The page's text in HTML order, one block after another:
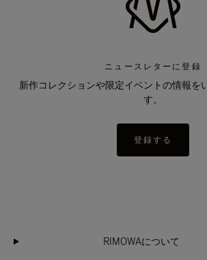
ニュースレターに登録
新作コレクションや限定イベントの情報を
す。
登録する
RIMOWAについて